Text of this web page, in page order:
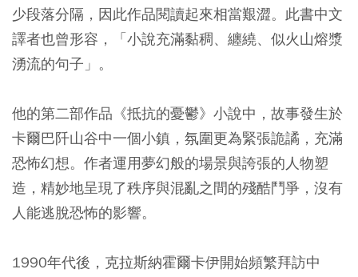
少段落分隔，因此作品閱讀起來相當艱澀。此書中文
譯者也曾形容，「小說充滿黏稠、纏繞、似火山熔漿
湧流的句子」。
他的第二部作品《抵抗的憂鬱》小說中，故事發生於
卡爾巴阡山谷中一個小鎮，氛圍更為緊張詭譎，充滿
恐怖幻想。作者運用夢幻般的場景與誇張的人物塑
造，精妙地呈現了秩序與混亂之間的殘酷鬥爭，沒有
人能逃脫恐怖的影響。
1990年代後，克拉斯納霍爾卡伊開始頻繁拜訪中